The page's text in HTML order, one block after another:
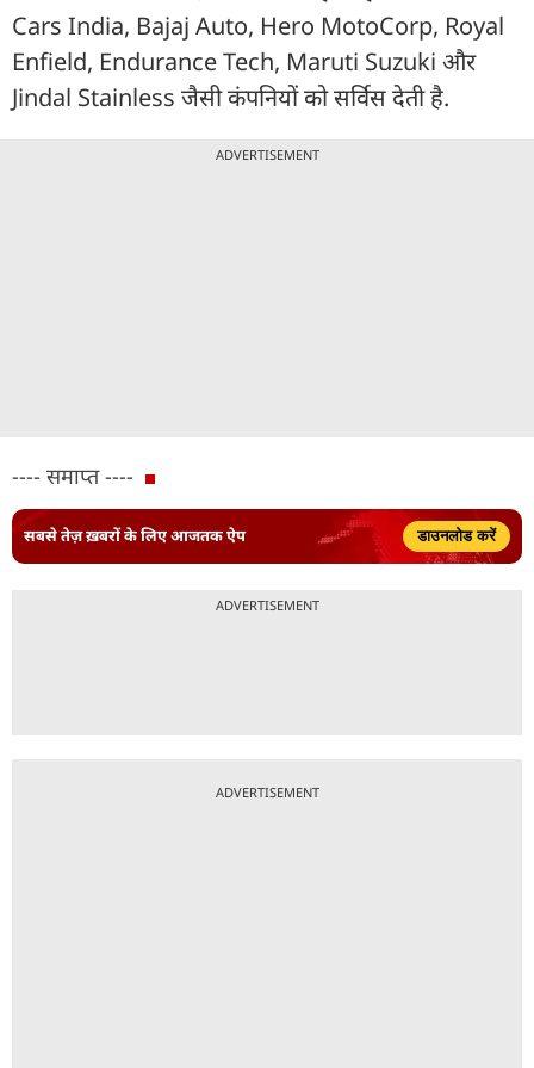
Cars India, Bajaj Auto, Hero MotoCorp, Royal
Enfield, Endurance Tech, Maruti Suzuki और
Jindal Stainless जैसी कंपनियों को सर्विस देती है.
ADVERTISEMENT
---- समाप्त ----
सबसे तेज़ ख़बरों के लिए आजतक ऐप डाउनलोड करें
ADVERTISEMENT
ADVERTISEMENT